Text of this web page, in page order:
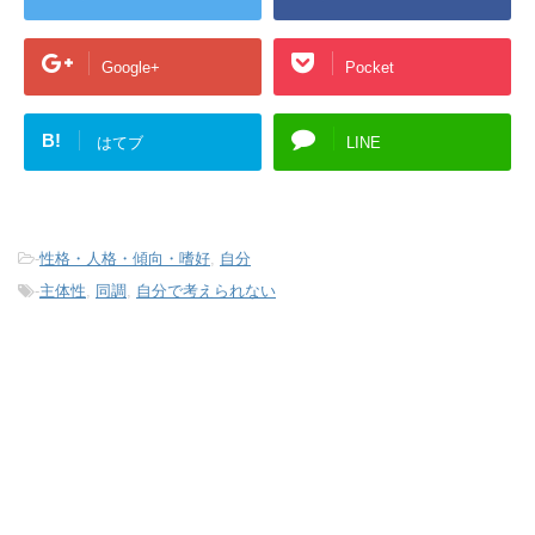
Google+ Pocket
B! はてブ LINE
-性格・人格・傾向・嗜好, 自分
-主体性, 同調 , 自分で考えられない